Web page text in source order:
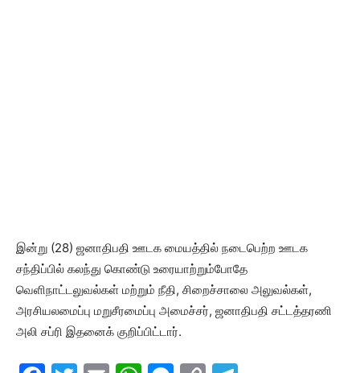
இன்று (28) ஜனாதிபதி ஊடக மையத்தில் நடைபெற்ற ஊடக
சந்திப்பில் கலந்து கொண்டு உரையாற்றும்போதே
வெளிநாட்டலுவல்கள் மற்றும் நீதி, சிறைச்சாலை அலுவல்கள்,
அரசியலமைப்பு மறுசீரமைப்பு அமைச்சர், ஜனாதிபதி சட்டத்தரணி
அலி சப்ரி இதனைக் குறிப்பிட்டார்.